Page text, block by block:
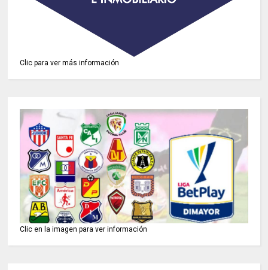
Clic para ver más información
Clic en la imagen para ver información